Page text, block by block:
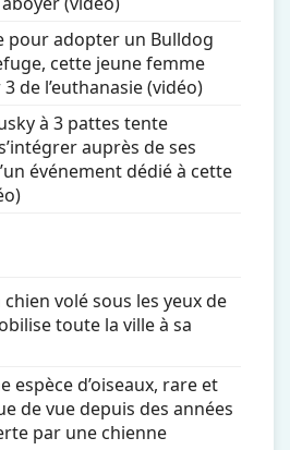
pour adopter un Bulldog
cette jeune femme
de l’euthanasie (vidéo)
à 3 pattes tente
auprès de ses
événement dédié à cette
chien volé sous les yeux de
toute la ville à sa
espèce d’oiseaux, rare et
de vue depuis des années
par une chienne